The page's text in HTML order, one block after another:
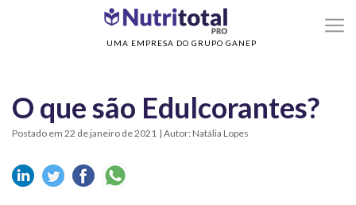
UMA EMPRESA DO GRUPO GANEP
Sem categoria> O que são Edulcorantes?
O que são Edulcorantes?
Postado em 22 de janeiro de 2021 | Autor: Natália Lopes